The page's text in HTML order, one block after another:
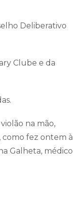
Deliberativo
Clube e da
na mão,
fez ontem à
Galheta, médico